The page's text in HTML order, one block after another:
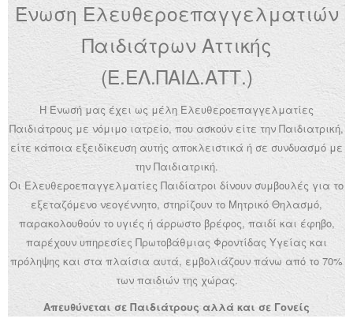
Ένωση Ελευθεροεπαγγελματιών
Παιδιάτρων Αττικής
(Ε.ΕΛ.ΠΑΙΔ.ΑΤΤ.)
Η Ένωσή μας έχει ως μέλη Ελευθεροεπαγγελματίες
Παιδιάτρους με νόμιμο ιατρείο, που ασκούν είτε την Παιδιατρική,
είτε κάποια εξειδίκευση αυτής αποκλειστικά ή σε συνδυασμό με
την Παιδιατρική.
Οι Ελευθεροεπαγγελματίες Παιδίατροι δίνουν συμβουλές για το
εξεταζόμενο νεογέννητο, στηρίζουν το Μητρικό Θηλασμό,
παρακολουθούν το υγιές ή άρρωστο βρέφος, παιδί και έφηβο,
παρέχουν υπηρεσίες Πρωτοβάθμιας Φροντίδας Υγείας και
πρόληψης και στα πλαίσια αυτά, εμβολιάζουν πάνω από το 70%
των παιδιών της χώρας.
Απευθύνεται σε Παιδιάτρους αλλά και σε Γονείς
Ανακοινώσεις
Εργαλεία για Παιδιάτρους
Χρήσιμα Links
Επεξεργασία Προφίλ